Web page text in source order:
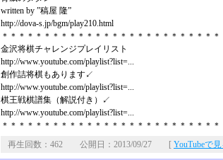
written by ”稿屋 隆”
http://dova-s.jp/bgm/play210.html
＊＊＊＊＊＊＊＊＊＊＊＊＊＊＊＊＊＊＊＊＊＊＊＊＊＊
金沢将棋チャレンジプレイリスト
http://www.youtube.com/playlist?list=...
創作詰将棋もあります↙
http://www.youtube.com/playlist?list=...
棋王戦棋譜集（解説付き）↙
http://www.youtube.com/playlist?list=...
＊＊＊＊＊＊＊＊＊＊＊＊＊＊＊＊＊＊＊＊＊＊＊＊＊＊
再生回数：462 公開日：2013/09/27 [ YouTubeで見